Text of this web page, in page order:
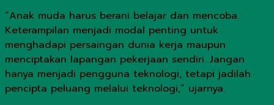
“Anak muda harus berani belajar dan mencoba.
Keterampilan menjadi modal penting untuk
menghadapi persaingan dunia kerja maupun
menciptakan lapangan pekerjaan sendiri. Jangan
hanya menjadi pengguna teknologi, tetapi jadilah
pencipta peluang melalui teknologi,” ujarnya.